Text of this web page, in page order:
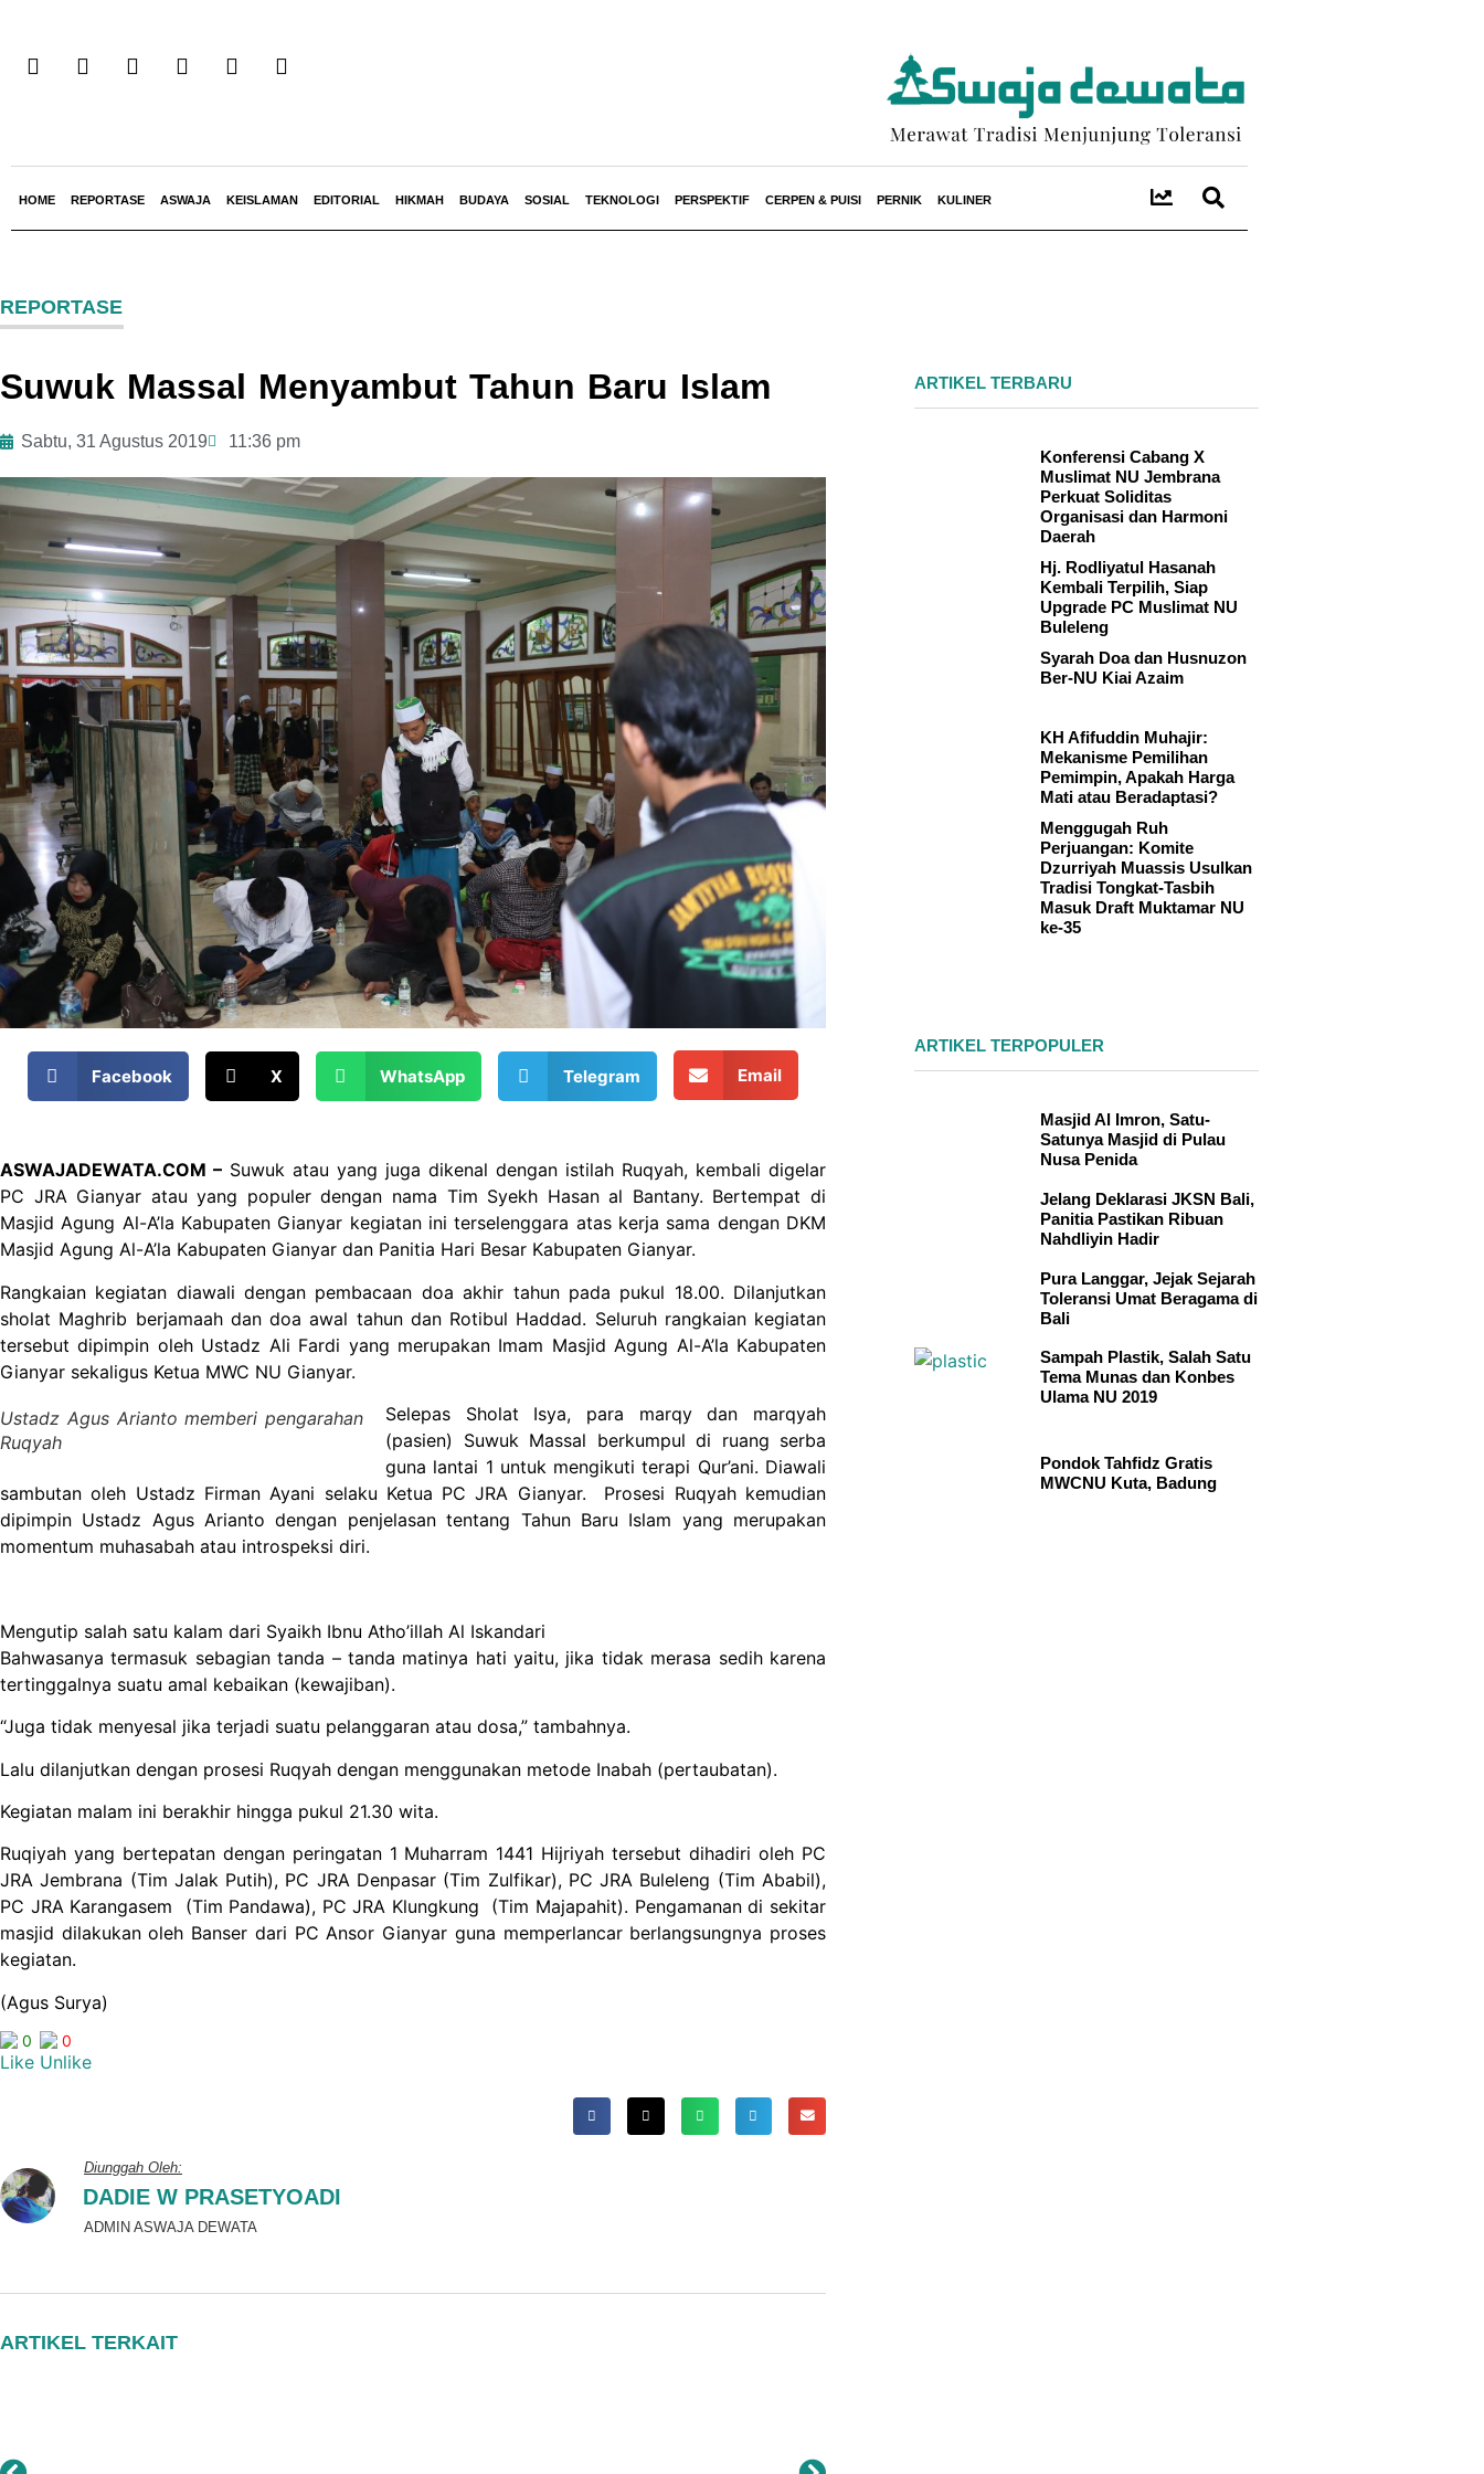
HOME REPORTASE ASWAJA KEISLAMAN EDITORIAL HIKMAH BUDAYA SOSIAL TEKNOLOGI PERSPEKTIF CERPEN & PUISI PERNIK KULINER
REPORTASE
Suwuk Massal Menyambut Tahun Baru Islam
Sabtu, 31 Agustus 2019 11:36 pm
Facebook X WhatsApp Telegram Email
ASWAJADEWATA.COM – Suwuk atau yang juga dikenal dengan istilah Ruqyah, kembali digelar
PC JRA Gianyar atau yang populer dengan nama Tim Syekh Hasan al Bantany. Bertempat di
Masjid Agung Al-A’la Kabupaten Gianyar kegiatan ini terselenggara atas kerja sama dengan DKM
Masjid Agung Al-A’la Kabupaten Gianyar dan Panitia Hari Besar Kabupaten Gianyar.
Rangkaian kegiatan diawali dengan pembacaan doa akhir tahun pada pukul 18.00. Dilanjutkan
sholat Maghrib berjamaah dan doa awal tahun dan Rotibul Haddad. Seluruh rangkaian kegiatan
tersebut dipimpin oleh Ustadz Ali Fardi yang merupakan Imam Masjid Agung Al-A’la Kabupaten
Gianyar sekaligus Ketua MWC NU Gianyar.
Ustadz Agus Arianto memberi pengarahan
Ruqyah
Selepas Sholat Isya, para marqy dan marqyah
(pasien) Suwuk Massal berkumpul di ruang serba
guna lantai 1 untuk mengikuti terapi Qur’ani. Diawali
sambutan oleh Ustadz Firman Ayani selaku Ketua PC JRA Gianyar. Prosesi Ruqyah kemudian
dipimpin Ustadz Agus Arianto dengan penjelasan tentang Tahun Baru Islam yang merupakan
momentum muhasabah atau introspeksi diri.
Mengutip salah satu kalam dari Syaikh Ibnu Atho’illah Al Iskandari
Bahwasanya termasuk sebagian tanda – tanda matinya hati yaitu, jika tidak merasa sedih karena
tertinggalnya suatu amal kebaikan (kewajiban).
“Juga tidak menyesal jika terjadi suatu pelanggaran atau dosa,” tambahnya.
Lalu dilanjutkan dengan prosesi Ruqyah dengan menggunakan metode Inabah (pertaubatan).
Kegiatan malam ini berakhir hingga pukul 21.30 wita.
Ruqiyah yang bertepatan dengan peringatan 1 Muharram 1441 Hijriyah tersebut dihadiri oleh PC
JRA Jembrana (Tim Jalak Putih), PC JRA Denpasar (Tim Zulfikar), PC JRA Buleleng (Tim Ababil),
PC JRA Karangasem (Tim Pandawa), PC JRA Klungkung (Tim Majapahit). Pengamanan di sekitar
masjid dilakukan oleh Banser dari PC Ansor Gianyar guna memperlancar berlangsungnya proses
kegiatan.
(Agus Surya)
0 0
Diunggah Oleh:
DADIE W PRASETYOADI
ADMIN ASWAJA DEWATA
ARTIKEL TERKAIT
ARTIKEL TERBARU
Konferensi Cabang X
Muslimat NU Jembrana
Perkuat Soliditas
Organisasi dan Harmoni
Daerah
Hj. Rodliyatul Hasanah
Kembali Terpilih, Siap
Upgrade PC Muslimat NU
Buleleng
Syarah Doa dan Husnuzon
Ber-NU Kiai Azaim
KH Afifuddin Muhajir:
Mekanisme Pemilihan
Pemimpin, Apakah Harga
Mati atau Beradaptasi?
Menggugah Ruh
Perjuangan: Komite
Dzurriyah Muassis Usulkan
Tradisi Tongkat-Tasbih
Masuk Draft Muktamar NU
ke-35
ARTIKEL TERPOPULER
Masjid Al Imron, Satu-
Satunya Masjid di Pulau
Nusa Penida
Jelang Deklarasi JKSN Bali,
Panitia Pastikan Ribuan
Nahdliyin Hadir
Pura Langgar, Jejak Sejarah
Toleransi Umat Beragama di
Bali
Sampah Plastik, Salah Satu
Tema Munas dan Konbes
Ulama NU 2019
Pondok Tahfidz Gratis
MWCNU Kuta, Badung